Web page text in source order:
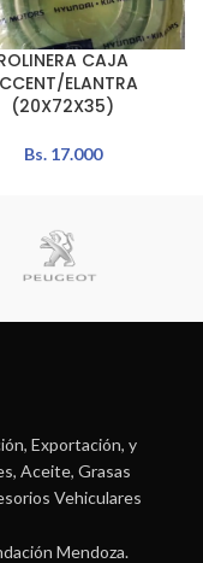
CAJA
ELANTRA
(20X72X35)
Bs.17.000
Exportación, y
Aceite, Grasas
Vehiculares
Mendoza.